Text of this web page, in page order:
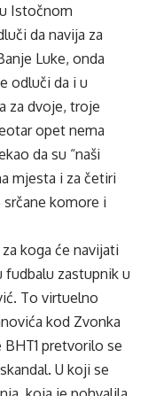
Istočnom
da navija za
Luke, onda
odluči da i u
za dvoje, troje
opet nema
da su “naši
mjesta i za četiri
komore i
koga će navijati
fudbalu zastupnik u
To virtuelno
kod Zvonka
pretvorilo se
U koji se